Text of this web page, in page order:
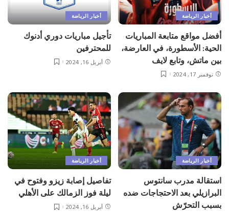
أخبار الرياضة
أفضل مواقع متابعة المباريات
الحية: الأسطورة، في العارضة،
بين ماتش، وتابع لايف
نوفمبر 17, 2024
أخبار الرياضة
تأجيل مباريات دوري أدنوك
للمحترفين
أبريل 16, 2024
أخبار الرياضة
استقالة مدرب سانتوس
البرازيلي بعد الاحتجاجات ضده
بسبب التحرّش
أخبار الرياضة
تفاصيل إصابة زيزو وفتوح في
ليلة فوز الزمالك على الأهلي
أبريل 16, 2024